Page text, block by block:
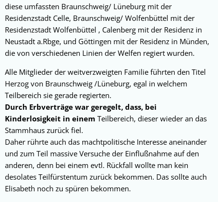
diese umfassten Braunschweig/ Lüneburg mit der
Residenzstadt Celle, Braunschweig/ Wolfenbüttel mit der
Residenzstadt Wolfenbüttel , Calenberg mit der Residenz in
Neustadt a.Rbge, und Göttingen mit der Residenz in Münden,
die von verschiedenen Linien der Welfen regiert wurden.
Alle Mitglieder der weitverzweigten Familie führten den Titel
Herzog von Braunschweig /Lüneburg, egal in welchem
Teilbereich sie gerade regierten.
Durch Erbverträge war geregelt, dass, bei
Kinderlosigkeit in einem Teilbereich, dieser wieder an das
Stammhaus zurück fiel.
Daher rührte auch das machtpolitische Interesse aneinander
und zum Teil massive Versuche der Einflußnahme auf den
anderen, denn bei einem evtl. Rückfall wollte man kein
desolates Teilfürstentum zurück bekommen. Das sollte auch
Elisabeth noch zu spüren bekommen.